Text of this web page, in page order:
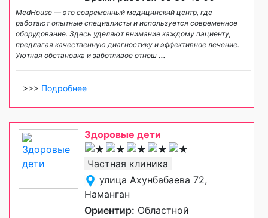
MedHouse — это современный медицинский центр, где
работают опытные специалисты и используется современное
оборудование. Здесь уделяют внимание каждому пациенту,
предлагая качественную диагностику и эффективное лечение.
Уютная обстановка и заботливое отнош ...
>>> Подробнее
Здоровые дети
Частная клиника
улица Ахунбабаева 72,
Наманган
Ориентир: Областной